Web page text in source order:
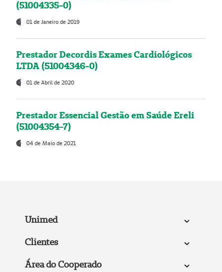
(51004335-0)
01 de Janeiro de 2019
Prestador Decordis Exames Cardiológicos
LTDA (51004346-0)
01 de Abril de 2020
Prestador Essencial Gestão em Saúde Ereli
(51004354-7)
04 de Maio de 2021
Unimed
Clientes
Área do Cooperado